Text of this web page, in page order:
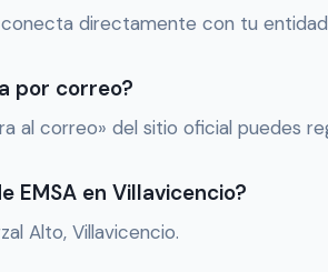
directamente con tu
por correo?
al correo» del sitio oficial puedes
EMSA en Villavicencio?
Alto, Villavicencio.